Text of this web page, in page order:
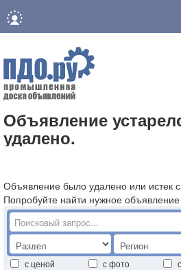
Объявление
удалено.
Объявление было удалено или истек
Попробуйте найти нужное
с ценой с фото